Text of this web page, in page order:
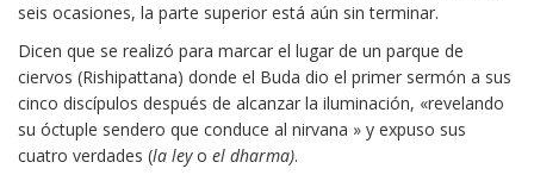
seis ocasiones, la parte superior está aún sin terminar.
Dicen que se realizó para marcar el lugar de un parque de
ciervos (Rishipattana) donde el Buda dio el primer sermón a sus
cinco discípulos después de alcanzar la iluminación, «revelando
su óctuple sendero que conduce al nirvana » y expuso sus
cuatro verdades (la leyo el dharma).